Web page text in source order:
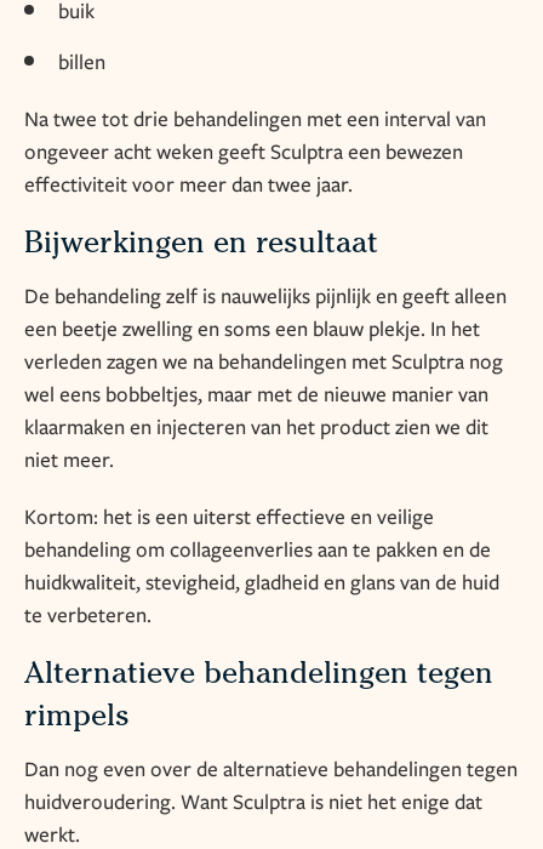
buik
billen
Na twee tot drie behandelingen met een interval van
ongeveer acht weken geeft Sculptra een bewezen
effectiviteit voor meer dan twee jaar.
Bijwerkingen en resultaat
De behandeling zelf is nauwelijks pijnlijk en geeft alleen
een beetje zwelling en soms een blauw plekje. In het
verleden zagen we na behandelingen met Sculptra nog
wel eens bobbeltjes, maar met de nieuwe manier van
klaarmaken en injecteren van het product zien we dit
niet meer.
Kortom: het is een uiterst effectieve en veilige
behandeling om collageenverlies aan te pakken en de
huidkwaliteit, stevigheid, gladheid en glans van de huid
te verbeteren.
Alternatieve behandelingen tegen
rimpels
Dan nog even over de alternatieve behandelingen tegen
huidveroudering. Want Sculptra is niet het enige dat
werkt.